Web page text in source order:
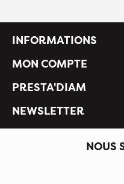
INFORMATIONS
MON COMPTE
PRESTA'DIAM
NEWSLETTER
NOUS